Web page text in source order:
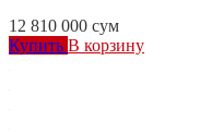
12 810 000 сум
Купить В корзину